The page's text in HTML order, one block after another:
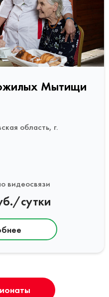
Мытищи
область, г.
видеосвязи
сутки